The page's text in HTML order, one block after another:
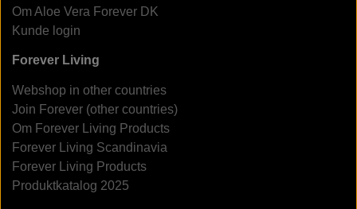
Om Aloe Vera Forever DK
Kunde login
Forever Living
Webshop in other countries
Join Forever (other countries)
Om Forever Living Products
Forever Living Scandinavia
Forever Living Products
Produktkatalog 2025